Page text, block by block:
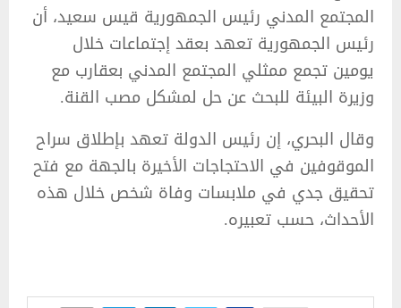
المجتمع المدني رئيس الجمهورية قيس سعيد، أن
رئيس الجمهورية تعهد بعقد إجتماعات خلال
يومين تجمع ممثلي المجتمع المدني بعقارب مع
وزيرة البيئة للبحث عن حل لمشكل مصب القنة.
وقال البحري، إن رئيس الدولة تعهد بإطلاق سراح
الموقوفين في الاحتجاجات الأخيرة بالجهة مع فتح
تحقيق جدي في ملابسات وفاة شخص خلال هذه
الأحداث، حسب تعبيره.